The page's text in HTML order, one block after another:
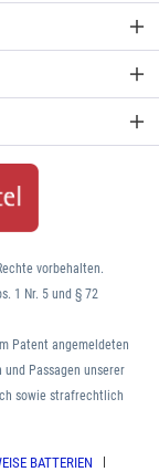
BATTERIEN
vorbehalten.
1 Nr. 5 und § 72
Patent angemeldeten
Passagen unserer
sowie strafrechtlich